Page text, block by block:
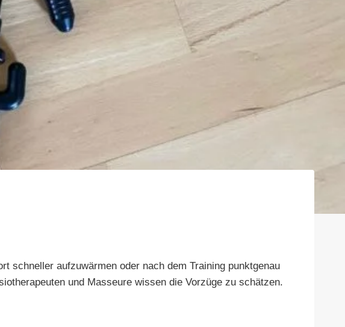
schneller aufzuwärmen oder nach dem Training punktgenau
und Masseure wissen die Vorzüge zu schätzen.